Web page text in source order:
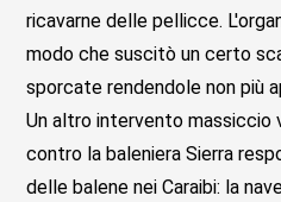
ricavarne delle pellicce.
modo che suscitò un certo
sporcate rendendole non più
Un altro intervento massiccio
contro la baleniera Sierra
delle balene nei Caraibi: la